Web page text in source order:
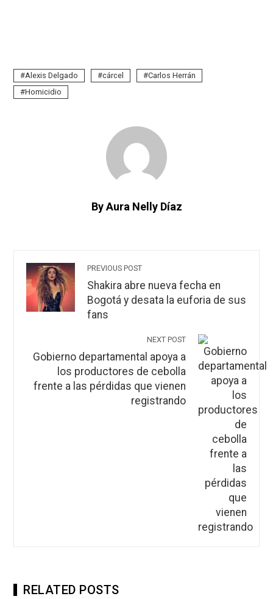
Alexis Delgado cárcel
Carlos Herrán
Homicidio
By Aura Nelly Díaz
PREVIOUS POST
Shakira abre nueva fecha en
Bogotá y desata la euforia de sus
fans
NEXT POST
Gobierno departamental apoya a
los productores de cebolla
frente a las pérdidas que vienen
registrando
RELATED POSTS